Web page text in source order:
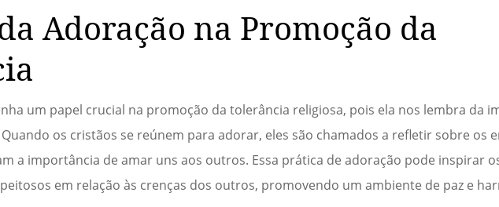
Adoração na Promoção da
um papel crucial na promoção da tolerância religiosa, pois ela nos lembra da
os cristãos se reúnem para adorar, eles são chamados a refletir sobre os
a importância de amar uns aos outros. Essa prática de adoração pode inspirar
em relação às crenças dos outros, promovendo um ambiente de paz e